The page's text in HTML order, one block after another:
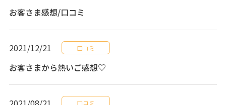
お客さま感想/口コミ
2021/12/21 口コミ
お客さまから熱いご感想♡
口コミ